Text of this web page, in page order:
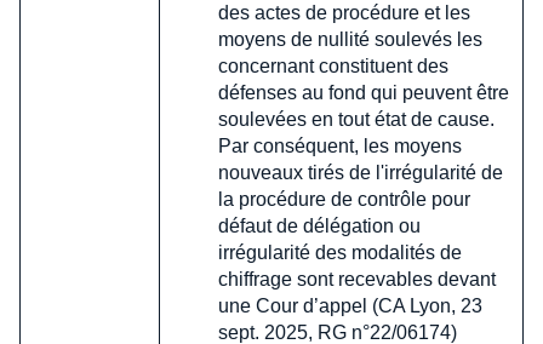
des actes de procédure et les
moyens de nullité soulevés les
concernant constituent des
défenses au fond qui peuvent être
soulevées en tout état de cause.
Par conséquent, les moyens
nouveaux tirés de l'irrégularité de
la procédure de contrôle pour
défaut de délégation ou
irrégularité des modalités de
chiffrage sont recevables devant
une Cour d’appel (CA Lyon, 23
sept. 2025, RG n°22/06174)